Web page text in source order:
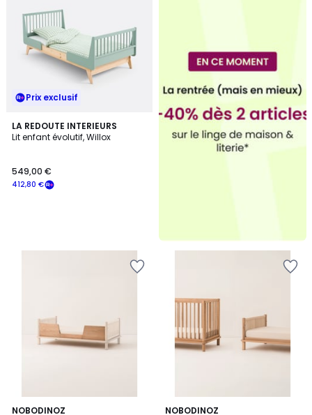
Prix exclusif
LA REDOUTE INTERIEURS
Lit enfant évolutif, Willox
412,80 €
549,00 €
NOBODINOZ
NOBODINOZ